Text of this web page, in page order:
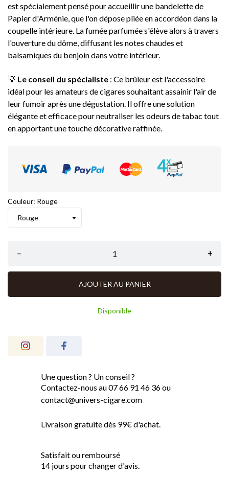
est spécialement pensé pour accueillir une bandelette de
Papier d'Arménie, que l'on dépose pliée en accordéon dans la
coupelle intérieure. La fumée parfumée s'élève alors à travers
l'ouverture du dôme, diffusant les notes chaudes et
balsamiques du benjoin dans votre intérieur.
💡 Le conseil du spécialiste : Ce brûleur est l'accessoire
idéal pour les amateurs de cigares souhaitant assainir l'air de
leur fumoir après une dégustation. Il offre une solution
élégante et efficace pour neutraliser les odeurs de tabac tout
en apportant une touche décorative raffinée.
Couleur: Rouge
– +
AJOUTER AU PANIER
Disponible
Une question ? Un conseil ?
Contactez-nous au 07 66 91 46 36 ou
contact@univers-cigare.com
Livraison gratuite dès 99€ d'achat.
Satisfait ou remboursé
14 jours pour changer d'avis.